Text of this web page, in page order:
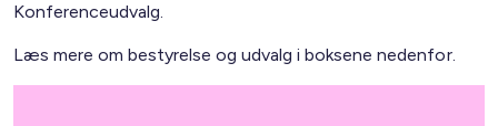
Konferenceudvalg.
Læs mere om bestyrelse og udvalg i boksene nedenfor.